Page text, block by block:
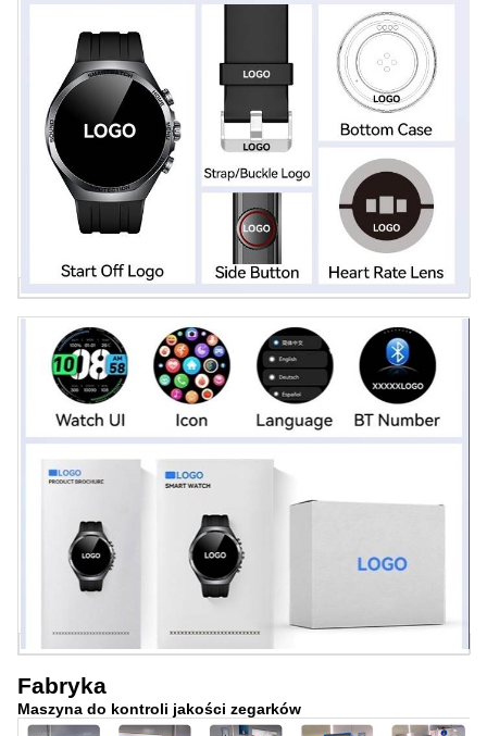
Fabryka
Maszyna do kontroli jakości zegarków